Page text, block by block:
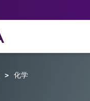
化学